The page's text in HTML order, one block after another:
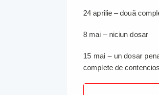
24 aprilie – două
8 mai – niciun dosar
15 mai – un dosar
complete de